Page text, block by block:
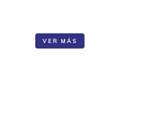
VER MÁS